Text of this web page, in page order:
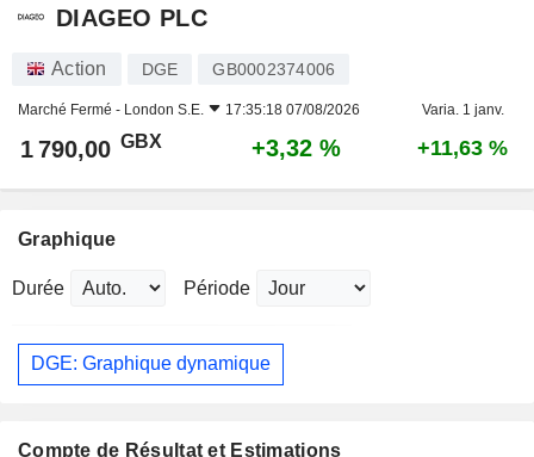
DIAGEO PLC
Action DGE GB0002374006
Marché Fermé - London S.E. 17:35:18 07/08/2026 Varia. 1 janv.
1 790,00 GBX +3,32 % +11,63 %
Graphique
Durée Période
DGE: Graphique dynamique
Compte de Résultat et Estimations